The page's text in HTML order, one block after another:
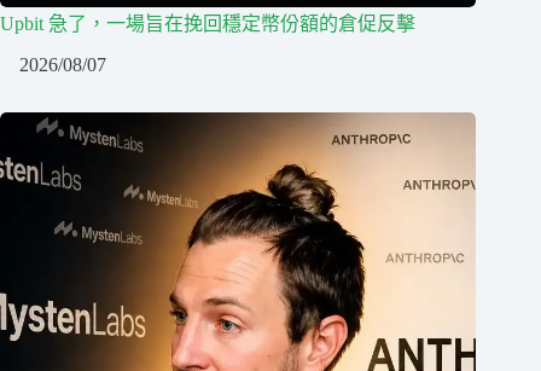
Upbit 急了，一場旨在挽回穩定幣份額的倉促反擊
2026/08/07